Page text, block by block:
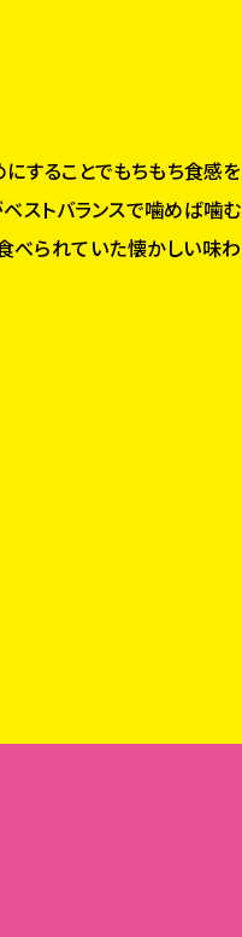
することでもちもち食感を
ストバランスで噛めば噛む
べられていた懐かしい味わ